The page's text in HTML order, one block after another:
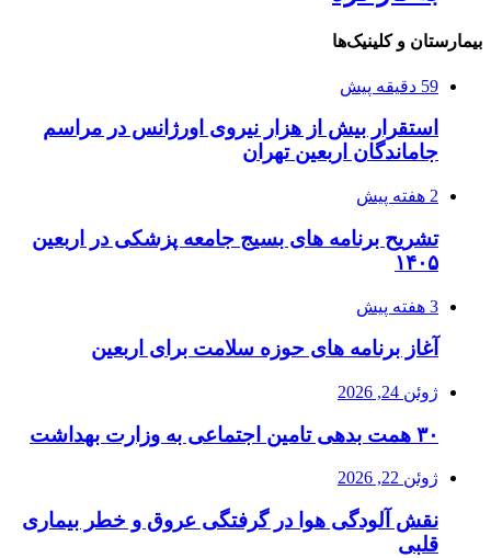
بیمارستان و کلینیک‌ها
59 دقیقه پیش
استقرار بیش از هزار نیروی اورژانس در مراسم
جاماندگان اربعین تهران
2 هفته پیش
تشریح برنامه های بسیج جامعه پزشکی در اربعین
۱۴۰۵
3 هفته پیش
آغاز برنامه های حوزه سلامت برای اربعین
ژوئن 24, 2026
۳۰ همت بدهی تامین اجتماعی به وزارت بهداشت
ژوئن 22, 2026
نقش آلودگی هوا در گرفتگی عروق و خطر بیماری
قلبی